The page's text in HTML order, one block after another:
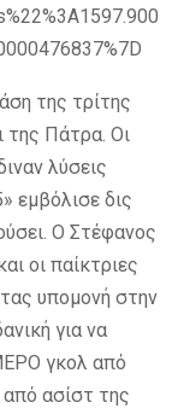
της τρίτης
της Πάτρα. Οι
λύσεις
εμβόλισε δις
Ο Στέφανος
οι παίκτριες
υπομονή στην
για να
γκολ από
ασίστ της